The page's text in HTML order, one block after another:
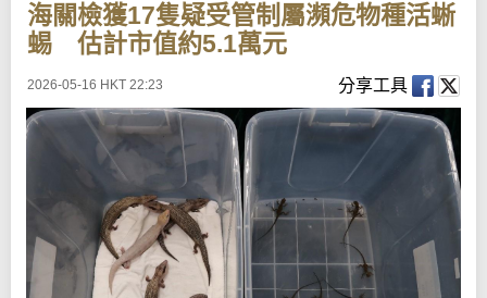
海關檢獲17隻疑受管制屬瀕危物種活蜥
蜴 估計市值約5.1萬元
2026-05-16 HKT 22:23 分享工具